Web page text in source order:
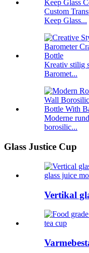
Custom
Keep Glass...
Kreativ stilig
Baromet...
Moderne
borosilic...
Glass Justice Cup
Vertikal